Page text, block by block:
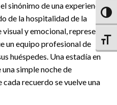
sinónimo de una experiencia
de la hospitalidad de la
y emocional, representa
un equipo profesional de
huéspedes. Una estadía en
simple noche de
cada recuerdo se vuelve una